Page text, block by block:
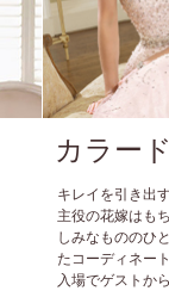
キレイを引き出
主役の花嫁はも
しみなもののひ
たコーディネー
入場でゲストか
カラー